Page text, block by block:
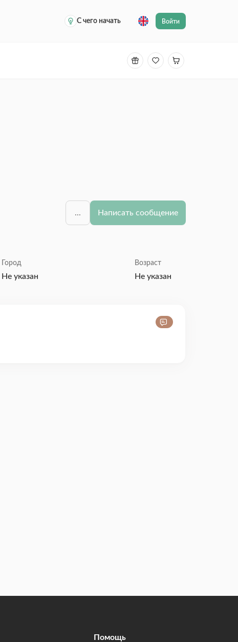
С чего начать
Войти
... Написать сообщение
Город
Не указан
Возраст
Не указан
Помощь